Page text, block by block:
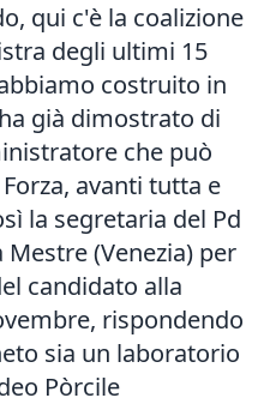
qui c'è la coalizione
degli ultimi 15
costruito in
già dimostrato di
che può
avanti tutta e
la segretaria del Pd
(Venezia) per
candidato alla
rispondendo
sia un laboratorio
Pòrcile